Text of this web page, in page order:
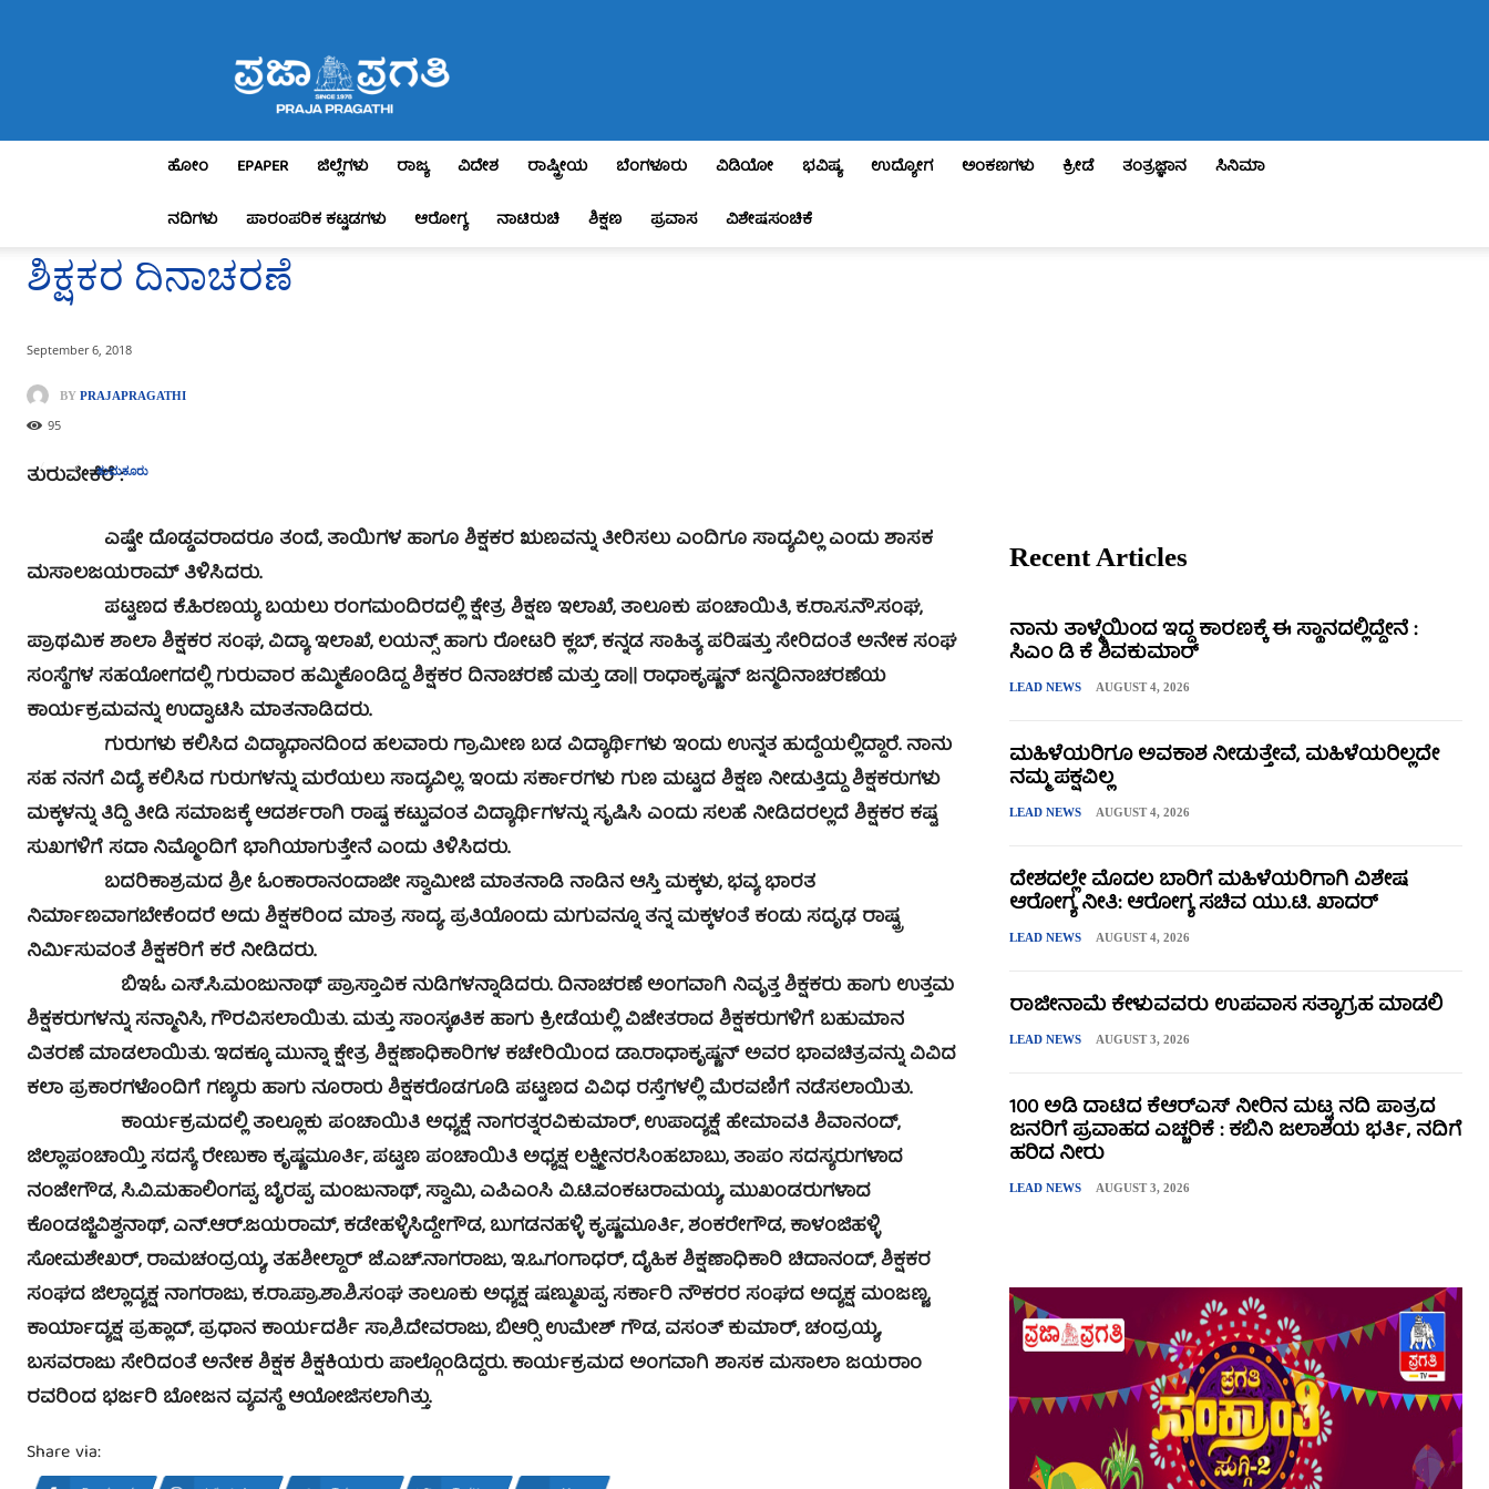
Pragathi
ಹೋಂ EPAPER ಜಿಲ್ಲೆಗಳು ರಾಜ್ಯ ವಿದೇಶ ರಾಷ್ಟ್ರೀಯ ಬೆಂಗಳೂರು ವಿಡಿಯೋ ಭವಿಷ್ಯ ಉದ್ಯೋಗ ಅಂಕಣಗಳು ಕ್ರೀಡೆ ತಂತ್ರಜ್ಞಾನ
ಸಿನಿಮಾ
ನದಿಗಳು
ಪಾರಂಪರಿಕ ಕಟ್ಟಡಗಳು ಆರೋಗ್ಯ ನಾಟಿರುಚಿ ಶಿಕ್ಷಣ ಪ್ರವಾಸ ವಿಶೇಷಸಂಚಿಕೆ
ಶಿಕ್ಷಕರ ದಿನಾಚರಣೆ
September 6, 2018
BY PRAJAPRAGATHI
95
ತುಮಕೂರು
ತುರುವೇಕೆರೆ :
ಎಷ್ಟೇ ದೊಡ್ಡವರಾದರೂ ತಂದೆ, ತಾಯಿಗಳ ಹಾಗೂ ಶಿಕ್ಷಕರ ಋಣವನ್ನು ತೀರಿಸಲು ಎಂದಿಗೂ ಸಾದ್ಯವಿಲ್ಲ ಎಂದು ಶಾಸಕ
ಮಸಾಲಜಯರಾಮ್ ತಿಳಿಸಿದರು.
ಪಟ್ಟಣದ ಕೆ.ಹಿರಣಯ್ಯ ಬಯಲು ರಂಗಮಂದಿರದಲ್ಲಿ ಕ್ಷೇತ್ರ ಶಿಕ್ಷಣ ಇಲಾಖೆ, ತಾಲೂಕು ಪಂಚಾಯಿತಿ, ಕ.ರಾ.ಸ.ನೌ.ಸಂಘ,
ಪ್ರಾಥಮಿಕ ಶಾಲಾ ಶಿಕ್ಷಕರ ಸಂಘ, ವಿದ್ಯಾ ಇಲಾಖೆ, ಲಯನ್ಸ್ ಹಾಗು ರೋಟರಿ ಕ್ಲಬ್, ಕನ್ನಡ ಸಾಹಿತ್ಯ ಪರಿಷತ್ತು ಸೇರಿದಂತೆ ಅನೇಕ ಸಂಘ
ಸಂಸ್ಥೆಗಳ ಸಹಯೋಗದಲ್ಲಿ ಗುರುವಾರ ಹಮ್ಮಿಕೊಂಡಿದ್ದ ಶಿಕ್ಷಕರ ದಿನಾಚರಣೆ ಮತ್ತು ಡಾ|| ರಾಧಾಕೃಷ್ಣನ್ ಜನ್ಮದಿನಾಚರಣೆಯ
ಕಾರ್ಯಕ್ರಮವನ್ನು ಉದ್ಘಾಟಿಸಿ ಮಾತನಾಡಿದರು.
ಗುರುಗಳು ಕಲಿಸಿದ ವಿದ್ಯಾಧಾನದಿಂದ ಹಲವಾರು ಗ್ರಾಮೀಣ ಬಡ ವಿದ್ಯಾರ್ಥಿಗಳು ಇಂದು ಉನ್ನತ ಹುದ್ದೆಯಲ್ಲಿದ್ದಾರೆ. ನಾನು
ಸಹ ನನಗೆ ವಿದ್ಯೆ ಕಲಿಸಿದ ಗುರುಗಳನ್ನು ಮರೆಯಲು ಸಾದ್ಯವಿಲ್ಲ. ಇಂದು ಸರ್ಕಾರಗಳು ಗುಣ ಮಟ್ಟದ ಶಿಕ್ಷಣ ನೀಡುತ್ತಿದ್ದು ಶಿಕ್ಷಕರುಗಳು
ಮಕ್ಕಳನ್ನು ತಿದ್ದಿ ತೀಡಿ ಸಮಾಜಕ್ಕೆ ಆದರ್ಶರಾಗಿ ರಾಷ್ಟ ಕಟ್ಟುವಂತ ವಿದ್ಯಾರ್ಥಿಗಳನ್ನು ಸೃಷಿಸಿ ಎಂದು ಸಲಹೆ ನೀಡಿದರಲ್ಲದೆ ಶಿಕ್ಷಕರ ಕಷ್ಟ
ಸುಖಗಳಿಗೆ ಸದಾ ನಿಮ್ಮೊಂದಿಗೆ ಭಾಗಿಯಾಗುತ್ತೇನೆ ಎಂದು ತಿಳಿಸಿದರು.
ಬದರಿಕಾಶ್ರಮದ ಶ್ರೀ ಓಂಕಾರಾನಂದಾಜೀ ಸ್ವಾಮೀಜಿ ಮಾತನಾಡಿ ನಾಡಿನ ಆಸ್ತಿ ಮಕ್ಕಳು, ಭವ್ಯ ಭಾರತ
ನಿರ್ಮಾಣವಾಗಬೇಕೆಂದರೆ ಅದು ಶಿಕ್ಷಕರಿಂದ ಮಾತ್ರ ಸಾದ್ಯ. ಪ್ರತಿಯೊಂದು ಮಗುವನ್ನೂ ತನ್ನ ಮಕ್ಕಳಂತೆ ಕಂಡು ಸದೃಢ ರಾಷ್ಟ್ರ
ನಿರ್ಮಿಸುವಂತೆ ಶಿಕ್ಷಕರಿಗೆ ಕರೆ ನೀಡಿದರು.
ಬಿಇಓ ಎಸ್.ಸಿ.ಮಂಜುನಾಥ್ ಪ್ರಾಸ್ತಾವಿಕ ನುಡಿಗಳನ್ನಾಡಿದರು. ದಿನಾಚರಣೆ ಅಂಗವಾಗಿ ನಿವೃತ್ತ ಶಿಕ್ಷಕರು ಹಾಗು ಉತ್ತಮ
ಶಿಕ್ಷಕರುಗಳನ್ನು ಸನ್ಮಾನಿಸಿ, ಗೌರವಿಸಲಾಯಿತು. ಮತ್ತು ಸಾಂಸ್ಕøತಿಕ ಹಾಗು ಕ್ರೀಡೆಯಲ್ಲಿ ವಿಜೇತರಾದ ಶಿಕ್ಷಕರುಗಳಿಗೆ ಬಹುಮಾನ
ವಿತರಣೆ ಮಾಡಲಾಯಿತು. ಇದಕ್ಕೂ ಮುನ್ನಾ ಕ್ಷೇತ್ರ ಶಿಕ್ಷಣಾಧಿಕಾರಿಗಳ ಕಚೇರಿಯಿಂದ ಡಾ.ರಾಧಾಕೃಷ್ಣನ್ ಅವರ ಭಾವಚಿತ್ರವನ್ನು ವಿವಿದ
ಕಲಾ ಪ್ರಕಾರಗಳೊಂದಿಗೆ ಗಣ್ಯರು ಹಾಗು ನೂರಾರು ಶಿಕ್ಷಕರೊಡಗೂಡಿ ಪಟ್ಟಣದ ವಿವಿಧ ರಸ್ತೆಗಳಲ್ಲಿ ಮೆರವಣಿಗೆ ನಡೆಸಲಾಯಿತು.
ಕಾರ್ಯಕ್ರಮದಲ್ಲಿ ತಾಲ್ಲೂಕು ಪಂಚಾಯಿತಿ ಅಧ್ಯಕ್ಷೆ ನಾಗರತ್ನರವಿಕುಮಾರ್, ಉಪಾದ್ಯಕ್ಷೆ ಹೇಮಾವತಿ ಶಿವಾನಂದ್,
ಜಿಲ್ಲಾಪಂಚಾಯ್ತಿ ಸದಸ್ಯೆ ರೇಣುಕಾ ಕೃಷ್ಣಮೂರ್ತಿ, ಪಟ್ಟಣ ಪಂಚಾಯಿತಿ ಅಧ್ಯಕ್ಷ ಲಕ್ಷ್ಮೀನರಸಿಂಹಬಾಬು, ತಾಪಂ ಸದಸ್ಯರುಗಳಾದ
ನಂಜೇಗೌಡ, ಸಿ.ವಿ.ಮಹಾಲಿಂಗಪ್ಪ, ಬೈರಪ್ಪ, ಮಂಜುನಾಥ್, ಸ್ವಾಮಿ, ಎಪಿಎಂಸಿ ವಿ.ಟಿ.ವಂಕಟರಾಮಯ್ಯ, ಮುಖಂಡರುಗಳಾದ
ಕೊಂಡಜ್ಜಿವಿಶ್ವನಾಥ್, ಎನ್.ಆರ್.ಜಯರಾಮ್, ಕಡೇಹಳ್ಳಿಸಿದ್ದೇಗೌಡ, ಬುಗಡನಹಳ್ಳಿ ಕೃಷ್ಣಮೂರ್ತಿ, ಶಂಕರೇಗೌಡ, ಕಾಳಂಜಿಹಳ್ಳಿ
ಸೋಮಶೇಖರ್, ರಾಮಚಂದ್ರಯ್ಯ, ತಹಶೀಲ್ದಾರ್ ಜೆ.ಎಚ್.ನಾಗರಾಜು, ಇ.ಒ.ಗಂಗಾಧರ್, ದೈಹಿಕ ಶಿಕ್ಷಣಾಧಿಕಾರಿ ಚಿದಾನಂದ್, ಶಿಕ್ಷಕರ
ಸಂಘದ ಜಿಲ್ಲಾದ್ಯಕ್ಷ ನಾಗರಾಜು, ಕ.ರಾ.ಪ್ರಾ.ಶಾ.ಶಿ.ಸಂಘ ತಾಲೂಕು ಅಧ್ಯಕ್ಷ ಷಣ್ಮುಖಪ್ಪ, ಸರ್ಕಾರಿ ನೌಕರರ ಸಂಘದ ಅದ್ಯಕ್ಷ ಮಂಜಣ್ಣ,
ಕಾರ್ಯಾದ್ಯಕ್ಷ ಪ್ರಹ್ಲಾದ್, ಪ್ರಧಾನ ಕಾರ್ಯದರ್ಶಿ ಸಾ,ಶಿ.ದೇವರಾಜು, ಬಿಆರ್‍ಸಿ ಉಮೇಶ್ ಗೌಡ, ವಸಂತ್ ಕುಮಾರ್, ಚಂದ್ರಯ್ಯ,
ಬಸವರಾಜು ಸೇರಿದಂತೆ ಅನೇಕ ಶಿಕ್ಷಕ ಶಿಕ್ಷಕಿಯರು ಪಾಲ್ಗೊಂಡಿದ್ದರು. ಕಾರ್ಯಕ್ರಮದ ಅಂಗವಾಗಿ ಶಾಸಕ ಮಸಾಲಾ ಜಯರಾಂ
ರವರಿಂದ ಭರ್ಜರಿ ಬೋಜನ ವ್ಯವಸ್ಥೆ ಆಯೋಜಿಸಲಾಗಿತ್ತು.
Share via:
Recent Articles
ನಾನು ತಾಳ್ಮೆಯಿಂದ ಇದ್ದ ಕಾರಣಕ್ಕೆ ಈ ಸ್ಥಾನದಲ್ಲಿದ್ದೇನೆ :
ಸಿಎಂ ಡಿ ಕೆ ಶಿವಕುಮಾರ್
LEAD NEWS AUGUST 4, 2026
ಮಹಿಳೆಯರಿಗೂ ಅವಕಾಶ ನೀಡುತ್ತೇವೆ, ಮಹಿಳೆಯರಿಲ್ಲದೇ
ನಮ್ಮ ಪಕ್ಷವಿಲ್ಲ
LEAD NEWS AUGUST 4, 2026
ದೇಶದಲ್ಲೇ ಮೊದಲ ಬಾರಿಗೆ ಮಹಿಳೆಯರಿಗಾಗಿ ವಿಶೇಷ
ಆರೋಗ್ಯ ನೀತಿ: ಆರೋಗ್ಯ ಸಚಿವ ಯು.ಟಿ. ಖಾದರ್
LEAD NEWS AUGUST 4, 2026
ರಾಜೀನಾಮೆ ಕೇಳುವವರು ಉಪವಾಸ ಸತ್ಯಾಗ್ರಹ ಮಾಡಲಿ
LEAD NEWS AUGUST 3, 2026
100 ಅಡಿ ದಾಟಿದ ಕೆಆರ್‌ಎಸ್ ನೀರಿನ ಮಟ್ಟ ನದಿ ಪಾತ್ರದ
ಜನರಿಗೆ ಪ್ರವಾಹದ ಎಚ್ಚರಿಕೆ : ಕಬಿನಿ ಜಲಾಶಯ ಭರ್ತಿ, ನದಿಗೆ
ಹರಿದ ನೀರು
LEAD NEWS AUGUST 3, 2026